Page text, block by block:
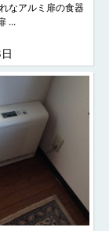
なアルミ扉の食器
...